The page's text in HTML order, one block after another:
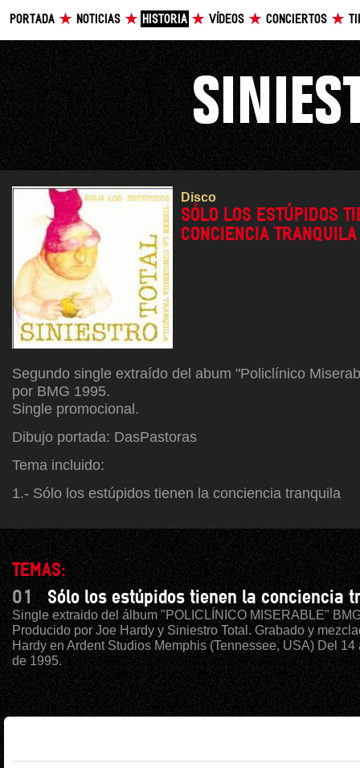
PORTADA NOTICIAS HISTORIA VÍDEOS CONCIERTOS
Disco
SÓLO LOS ESTÚPIDOS
CONCIENCIA TRANQUILA
Segundo single extraído del abum "Policlínico
por BMG 1995.
Single promocional.
Dibujo portada: DasPastoras
Tema incluido:
1.- Sólo los estúpidos tienen la conciencia tranquila
TEMAS:
01
Sólo los estúpidos tienen la conciencia
Single extraido del álbum "POLICLÍNICO MISERABLE"
Producido por Joe Hardy y Siniestro Total. Grabado y
Hardy en Ardent Studios Memphis (Tennessee, USA) Del 14
de 1995.